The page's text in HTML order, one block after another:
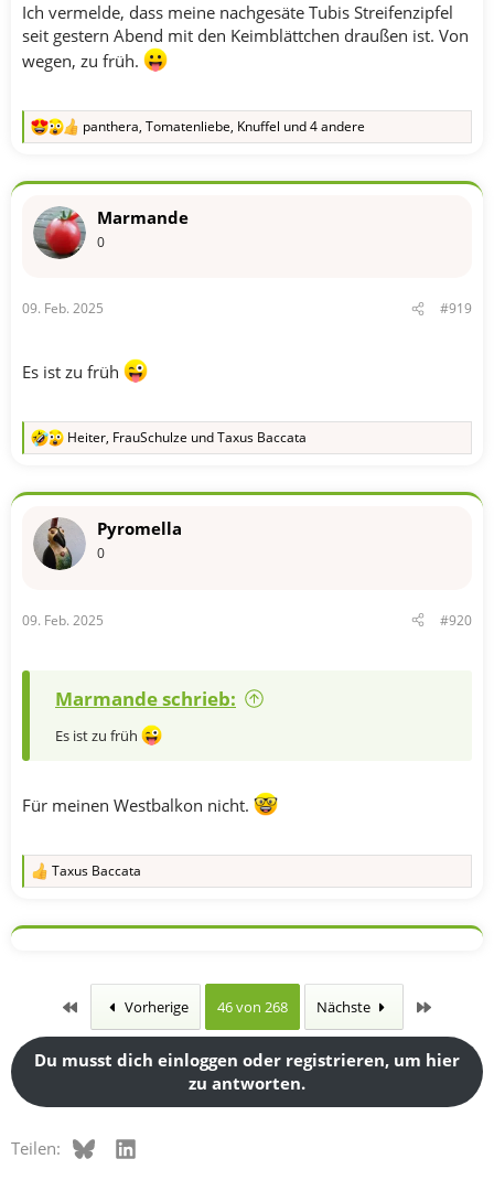
Ich vermelde, dass meine nachgesäte Tubis Streifenzipfel
seit gestern Abend mit den Keimblättchen draußen ist. Von
wegen, zu früh.
R
k
o
:
panthera, Tomatenliebe, Knuffel und 4 andere
Marmande
0
09. Feb. 2025 #919
Es ist zu früh
R
k
o
:
Heiter, FrauSchulze undTaxus Baccata
Pyromella
0
09. Feb. 2025 #920
Marmande schrieb:
Es ist zu früh
Für meinen Westbalkon nicht.
R
k
n
Taxus Baccata
Erste Vorherige 46 von 268 Nächste
Du musst dich einloggen oder registrieren, um hier
zu antworten.
Teilen: BlueskyLinkedIn